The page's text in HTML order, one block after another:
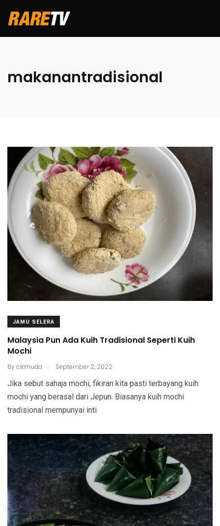
makanantradisional
JAMU SELERA
Malaysia Pun Ada Kuih Tradisional Seperti Kuih
Mochi
Bycikmuda . September 2, 2022
Jika sebut sahaja mochi, fikiran kita pasti terbayang kuih
mochi yang berasal dari Jepun. Biasanya kuih mochi
tradisional mempunyai inti